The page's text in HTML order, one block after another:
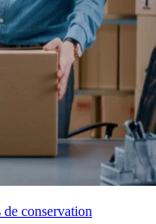
conservation